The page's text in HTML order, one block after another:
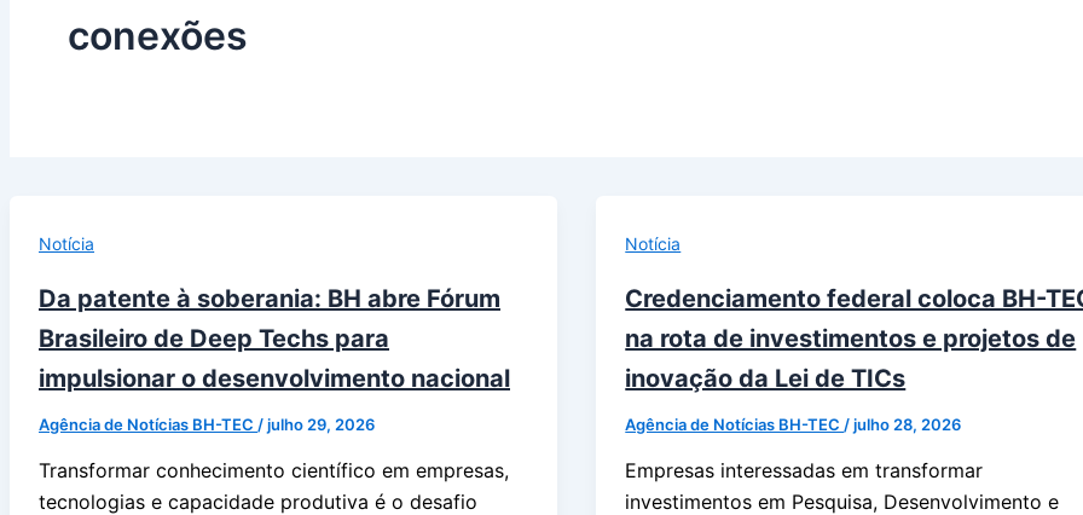
conexões
Notícia
Da patente à soberania: BH abre Fórum
Brasileiro de Deep Techs para
impulsionar o desenvolvimento nacional
Agência de Notícias BH-TEC /julho 29, 2026
Transformar conhecimento científico em empresas,
tecnologias e capacidade produtiva é o desafio
Notícia
Credenciamento federal coloca BH-
na rota de investimentos e projetos de
inovação da Lei de TICs
Agência de Notícias BH-TEC /julho 28, 2026
Empresas interessadas em transformar
investimentos em Pesquisa, Desenvolvimento e